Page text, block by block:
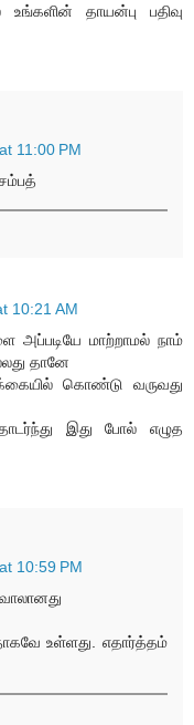
தாயன்பு பதிவு
11:00 PM
10:21 AM
அப்படியே மாற்றாமல் நாம்
தானே
கொண்டு வருவது
இது போல் எழுத
10:59 PM
உள்ளது. எதார்த்தம்